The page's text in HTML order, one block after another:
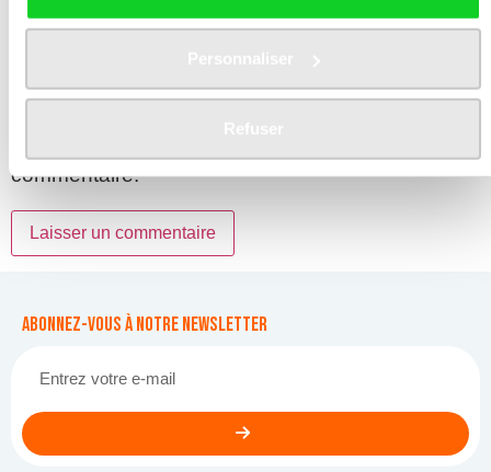
Site web
dans le navigateur pour mon prochain
commentaire.
Abonnez-vous à notre newsletter